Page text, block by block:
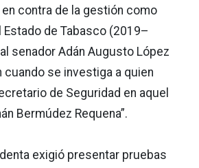
contra de la gestión como
Estado de Tabasco (2019–
senador Adán Augusto López
cuando se investiga a quien
de Seguridad en aquel
Bermúdez Requena”.
exigió presentar pruebas